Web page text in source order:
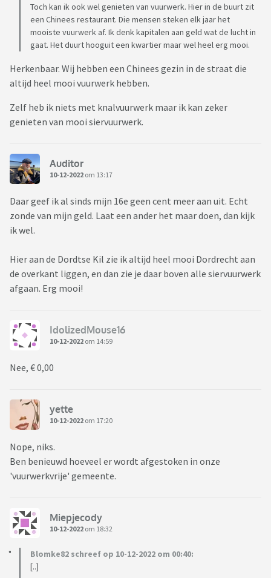
Toch kan ik ook wel genieten van vuurwerk. Hier in de buurt zit
een Chinees restaurant. Die mensen steken elk jaar het
mooiste vuurwerk af. Ik denk kapitalen aan geld wat de lucht in
gaat. Het duurt hooguit een kwartier maar wel heel erg mooi.
Herkenbaar. Wij hebben een Chinees gezin in de straat die
altijd heel mooi vuurwerk hebben.
Zelf heb ik niets met knalvuurwerk maar ik kan zeker
genieten van mooi siervuurwerk.
Auditor
10-12-2022 om 13:17
Daar geef ik al sinds mijn 16e geen cent meer aan uit. Echt
zonde van mijn geld. Laat een ander het maar doen, dan kijk
ik wel.
Hier aan de Dordtse Kil zie ik altijd heel mooi Dordrecht aan
de overkant liggen, en dan zie je daar boven alle siervuurwerk
afgaan. Erg mooi!
IdolizedMouse16
10-12-2022 om 14:59
Nee, € 0,00
yette
10-12-2022 om 17:20
Nope, niks.
Ben benieuwd hoeveel er wordt afgestoken in onze
'vuurwerkvrije' gemeente.
Miepjecody
10-12-2022 om 18:32
Blomke82 schreef op 10-12-2022 om 00:40:
[..]